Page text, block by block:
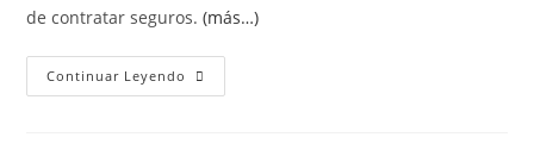
de contratar seguros.(más…)
Continuar Leyendo